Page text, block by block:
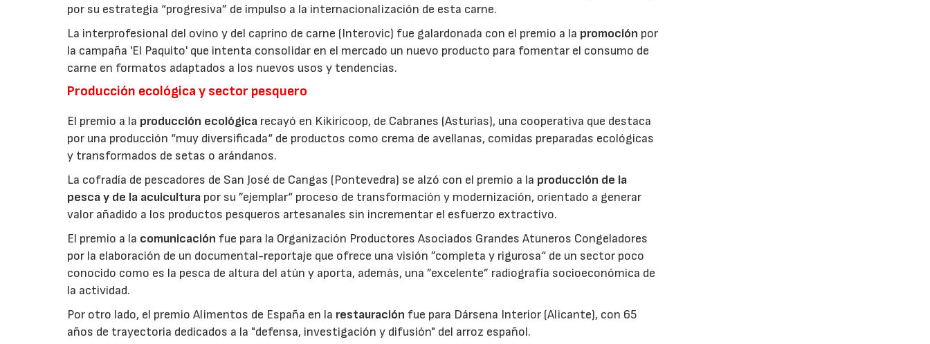
por su estrategia “progresiva” de impulso a la internacionalización de esta carne.
La interprofesional del ovino y del caprino de carne (Interovic) fue galardonada con el premio a la promoción por
la campaña 'El Paquito' que intenta consolidar en el mercado un nuevo producto para fomentar el consumo de
carne en formatos adaptados a los nuevos usos y tendencias.
Producción ecológica y sector pesquero
El premio a la producción ecológica recayó en Kikiricoop, de Cabranes (Asturias), una cooperativa que destaca
por una producción “muy diversificada“ de productos como crema de avellanas, comidas preparadas ecológicas
y transformados de setas o arándanos.
La cofradía de pescadores de San José de Cangas (Pontevedra) se alzó con el premio a la producción de la
pesca y de la acuicultura por su ”ejemplar“ proceso de transformación y modernización, orientado a generar
valor añadido a los productos pesqueros artesanales sin incrementar el esfuerzo extractivo.
El premio a la comunicación fue para la Organización Productores Asociados Grandes Atuneros Congeladores
por la elaboración de un documental-reportaje que ofrece una visión ”completa y rigurosa“ de un sector poco
conocido como es la pesca de altura del atún y aporta, además, una ”excelente” radiografía socioeconómica de
la actividad.
Por otro lado, el premio Alimentos de España en la restauración fue para Dársena Interior (Alicante), con 65
años de trayectoria dedicados a la "defensa, investigación y difusión" del arroz español.